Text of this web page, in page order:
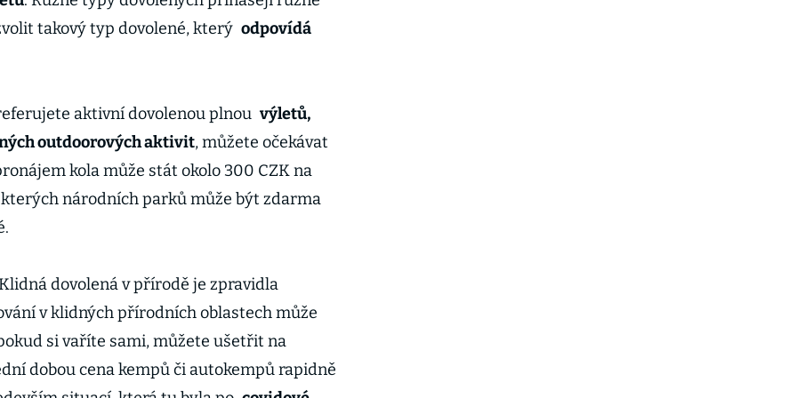
takový typ dovolené, který odpovídá
aktivní dovolenou plnou výletů,
outdoorových aktivit, můžete očekávat
kola může stát okolo 300 CZK na
národních parků může být zdarma
dovolená v přírodě je zpravidla
v klidných přírodních oblastech může
si vaříte sami, můžete ušetřit na
dobou cena kempů či autokempů rapidně